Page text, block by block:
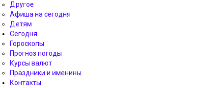
Другое
Афиша на сегодня
Детям
Сегодня
Гороскопы
Прогноз погоды
Курсы валют
Праздники и именины
Контакты